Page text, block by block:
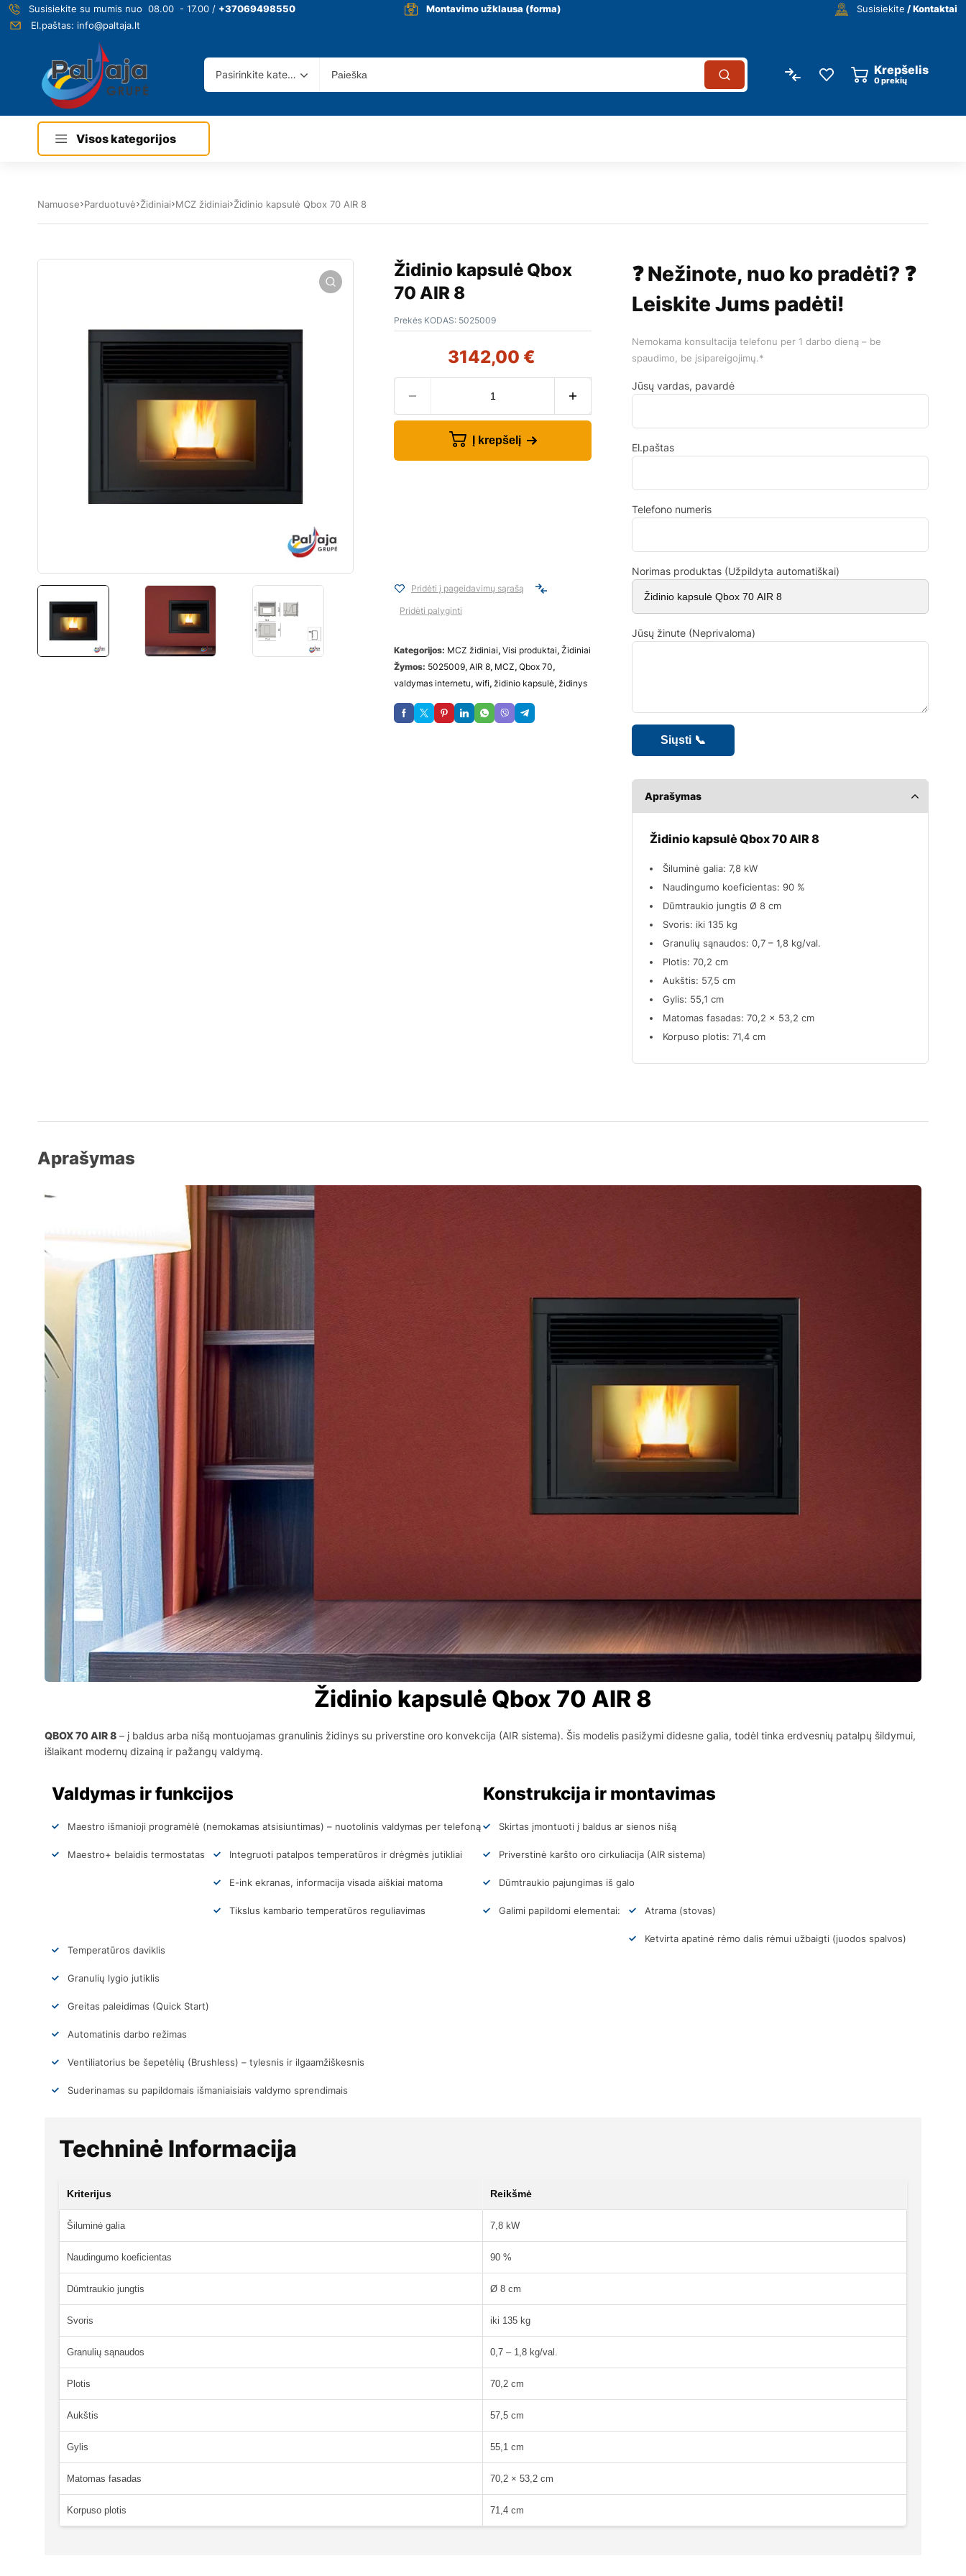
Susisiekite su mumis nuo 08.00 - 17.00 / +37069498550 Montavimo užklausa (forma) Susisiekite / Kontaktai
El.paštas: info@paltaja.lt
Pasirinkite kategoriją Krepšelis
0prekių
Visos kategorijos
Namuose Parduotuvė Židiniai MCZ židiniai Židinio kapsulė Qbox 70 AIR 8
Židinio kapsulė Qbox
70 AIR 8
Prekės KODAS: 5025009
3142,00 €
Į krepšelį
Pridėti į pageidavimų sąrašą
Pridėti palyginti
Kategorijos: MCZ židiniai, Visi produktai, Židiniai
Žymos: 5025009, AIR 8, MCZ, Qbox 70,
valdymas internetu, wifi, židinio kapsulė, židinys
❓ Nežinote, nuo ko pradėti? ❓
Leiskite Jums padėti!
Nemokama konsultacija telefonu per 1 darbo dieną – be
spaudimo, be įsipareigojimų.*
Jūsų vardas, pavardė
El.paštas
Telefono numeris
Norimas produktas (Užpildyta automatiškai)
Jūsų žinute (Neprivaloma)
Aprašymas
Židinio kapsulė Qbox 70 AIR 8
Šiluminė galia: 7,8 kW
Naudingumo koeficientas: 90 %
Dūmtraukio jungtis Ø 8 cm
Svoris: iki 135 kg
Granulių sąnaudos: 0,7 – 1,8 kg/val.
Plotis: 70,2 cm
Aukštis: 57,5 cm
Gylis: 55,1 cm
Matomas fasadas: 70,2 × 53,2 cm
Korpuso plotis: 71,4 cm
Aprašymas
Židinio kapsulė Qbox 70 AIR 8
QBOX 70 AIR 8 – į baldus arba nišą montuojamas granulinis židinys su priverstine oro konvekcija (AIR sistema). Šis modelis pasižymi didesne galia, todėl tinka erdvesnių patalpų šildymui,
išlaikant modernų dizainą ir pažangų valdymą.
Valdymas ir funkcijos
Maestro išmanioji programėlė (nemokamas atsisiuntimas) – nuotolinis valdymas per telefoną
Maestro+ belaidis termostatas Integruoti patalpos temperatūros ir drėgmės jutikliai
E-ink ekranas, informacija visada aiškiai matoma
Tikslus kambario temperatūros reguliavimas
Temperatūros daviklis
Granulių lygio jutiklis
Greitas paleidimas (Quick Start)
Automatinis darbo režimas
Ventiliatorius be šepetėlių (Brushless) – tylesnis ir ilgaamžiškesnis
Suderinamas su papildomais išmaniaisiais valdymo sprendimais
Konstrukcija ir montavimas
Skirtas įmontuoti į baldus ar sienos nišą
Priverstinė karšto oro cirkuliacija (AIR sistema)
Dūmtraukio pajungimas iš galo
Galimi papildomi elementai: Atrama (stovas)
Ketvirta apatinė rėmo dalis rėmui užbaigti (juodos spalvos)
Techninė Informacija
Kriterijus Reikšmė
Šiluminė galia 7,8 kW
Naudingumo koeficientas 90 %
Dūmtraukio jungtis Ø 8 cm
Svoris iki 135 kg
Granulių sąnaudos 0,7 – 1,8 kg/val.
Plotis 70,2 cm
Aukštis 57,5 cm
Gylis 55,1 cm
Matomas fasadas 70,2 × 53,2 cm
Korpuso plotis 71,4 cm